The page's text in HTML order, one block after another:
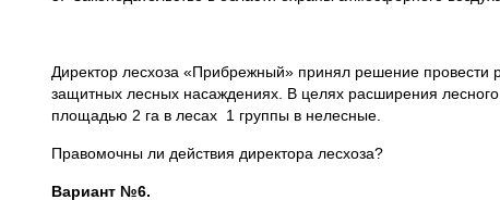
Директор лесхоза «Прибрежный» принял решение провести
защитных лесных насаждениях. В целях расширения
площадью 2 га в лесах 1 группы в нелесные.
Правомочны ли действия директора лесхоза?
Вариант №6.